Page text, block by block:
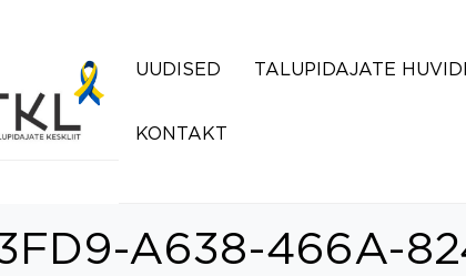
UUDISED TALUPIDAJATE
KONTAKT
A638-466A-